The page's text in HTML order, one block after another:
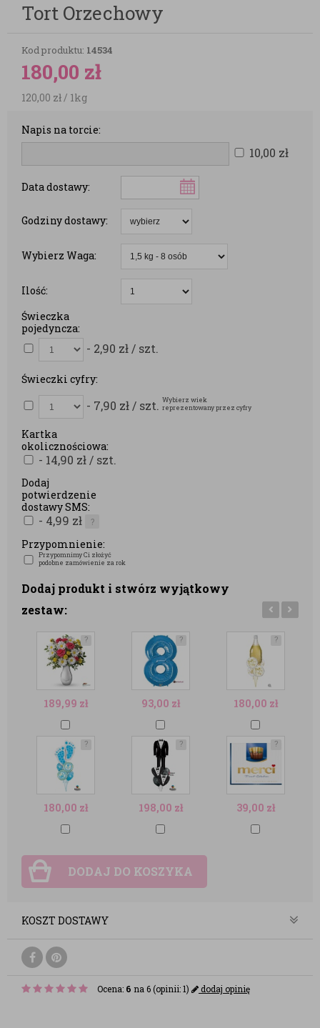
Tort Orzechowy
Kod produktu: 14534
180,00 zł
120,00 zł/ 1kg
Napis na torcie:
10,00 zł
Data dostawy:
Godziny dostawy:
Wybierz Waga:
Ilość:
Świeczka
pojedyncza:
- 2,90 zł / szt.
Świeczki cyfry:
- 7,90 zł / szt. Wybierz wiek
reprezentowany przez cyfry
Kartka
okolicznościowa:
- 14,90 zł / szt.
Dodaj
potwierdzenie
dostawy SMS:
- 4,99 zł ?
Przypomnienie:
Przypomnimy Ci złożyć
podobne zamówienie za rok
Dodaj produkt i stwórz wyjątkowy
zestaw:
?
189,99 zł
?
180,00 zł
?
93,00 zł
?
198,00 zł
?
180,00 zł
?
39,00 zł
DODAJ DO KOSZYKA
KOSZT DOSTAWY
Ocena: 6 na 6 (opinii: 1) dodaj opinię